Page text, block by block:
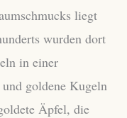
liegt
wurden dort
in einer
goldene Kugeln
Äpfel, die